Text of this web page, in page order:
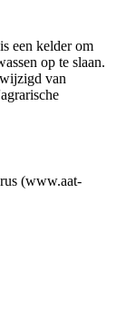
een kelder om
op te slaan.
van
(www.aat-